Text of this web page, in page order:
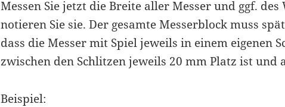
Messen Sie jetzt die Breite aller Messer und ggf.
notieren Sie sie. Der gesamte Messerblock muss
dass die Messer mit Spiel jeweils in einem eigenen
zwischen den Schlitzen jeweils 20 mm Platz ist und
Beispiel: